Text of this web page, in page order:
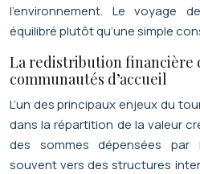
l’environnement. Le voyage
équilibré plutôt qu’une simple
La redistribution financière
communautés d’accueil
L’un des principaux enjeux du
dans la répartition de la valeur
des sommes dépensées par
souvent vers des structures